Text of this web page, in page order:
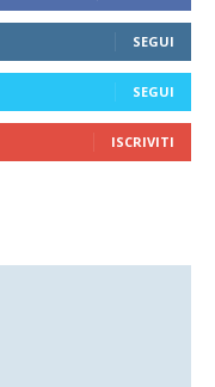
SEGUI
SEGUI
ISCRIVITI